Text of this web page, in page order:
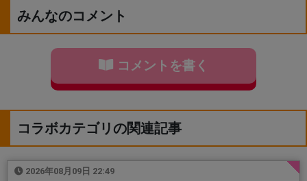
みんなのコメント
コメントを書く
コラボカテゴリの関連記事
2026年08月09日 22:49